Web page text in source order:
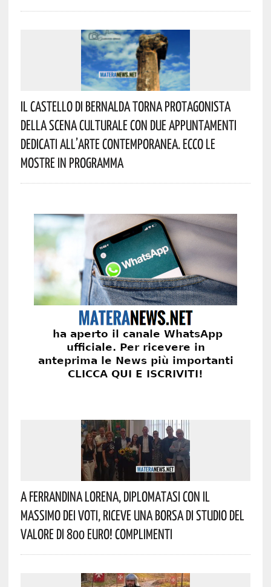
Il Castello Di Bernalda Torna Protagonista
Della Scena Culturale Con Due Appuntamenti
Dedicati All’arte Contemporanea. Ecco Le
Mostre In Programma
A Ferrandina Lorena, Diplomatasi Con Il
Massimo Dei Voti, Riceve Una Borsa Di Studio Del
Valore Di 800 Euro! Complimenti